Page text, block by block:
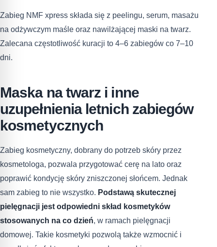
Zabieg NMF xpress składa się z peelingu, serum, masażu
na odżywczym maśle oraz nawilżającej maski na twarz.
Zalecana częstotliwość kuracji to 4–6 zabiegów co 7–10
dni.
Maska na twarz i inne
uzupełnienia letnich zabiegów
kosmetycznych
Zabieg kosmetyczny, dobrany do potrzeb skóry przez
kosmetologa, pozwala przygotować cerę na lato oraz
poprawić kondycję skóry zniszczonej słońcem. Jednak
sam zabieg to nie wszystko. Podstawą skutecznej
pielęgnacji jest odpowiedni skład kosmetyków
stosowanych na co dzień, w ramach pielęgnacji
domowej. Takie kosmetyki pozwolą także wzmocnić i